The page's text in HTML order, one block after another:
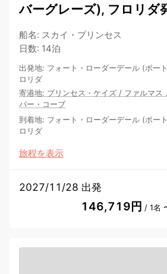
バーグレーズ), フロリダ
船名: スカイ・プリンセス
日数: 14泊
出発地: フォート・ローダーデール (ポー
ロリダ
寄港地: プリンセス・ケイズ / ファルマス
バー・コーブ
到着地: フォート・ローダーデール (ポー
ロリダ
旅程を表示
2027/11/28 出発
146,719円 / 1名